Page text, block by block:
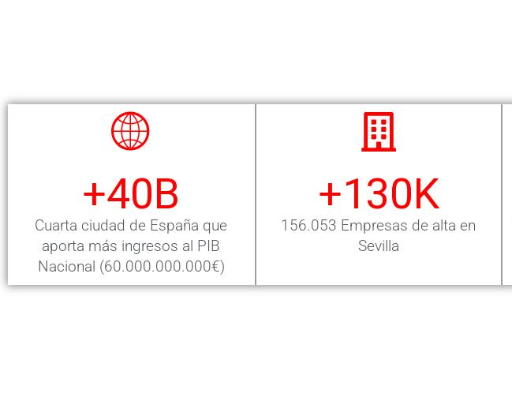
Cuarta ciudad de España que
aporta más ingresos al PIB
Nacional (60.000.000.000€)
+40B
156.053 Empresas de alta en
Sevilla
+130K